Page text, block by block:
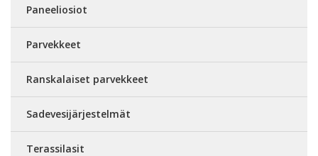
Paneeliosiot
Parvekkeet
Ranskalaiset parvekkeet
Sadevesijärjestelmät
Terassilasit